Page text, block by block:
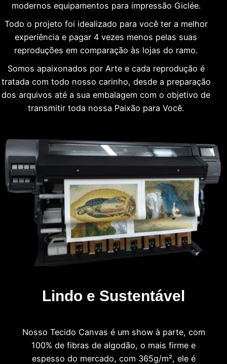
modernos equipamentos para impressão Giclée.
Todo o projeto foi idealizado para você ter a melhor
experiência e pagar 4 vezes menos pelas suas
reproduções em comparação às lojas do ramo.
Somos apaixonados por Arte e cada reprodução é
tratada com todo nosso carinho, desde a preparação
dos arquivos até a sua embalagem com o objetivo de
transmitir toda nossa Paixão para Você.
Lindo e Sustentável
Nosso Tecido Canvas é um show à parte, com
100% de fibras de algodão, o mais firme e
espesso do mercado, com 365g/m², ele é